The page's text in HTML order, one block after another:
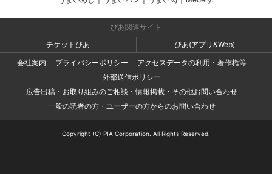
ぴあ関連サイト
チケットぴあ
ぴあ(アプリ&Web)
会社案内
プライバシーポリシー
アクセスデータの利用・著作権等
外部送信ポリシー
広告出稿・お取り組みのご相談・情報掲載・その他お問い合わせ
一般の読者の方・ユーザーの方からのお問い合わせ
Copyright (C) PIA Corporation. All Rights Reserved.